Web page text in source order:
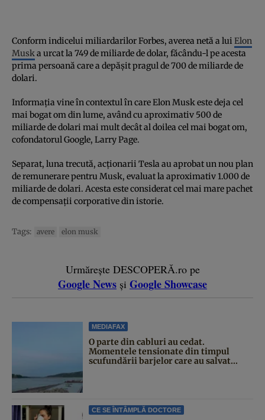
Conform indicelui miliardarilor Forbes, averea netă a lui Elon
Muska urcat la 749 de miliarde de dolar, făcându-l pe acesta
prima persoană care a depășit pragul de 700 de miliarde de
dolari.
Informația vine în contextul în care Elon Musk este deja cel
mai bogat om din lume, având cu aproximativ 500 de
miliarde de dolari mai mult decât al doilea cel mai bogat om,
cofondatorul Google, Larry Page.
Separat, luna trecută, acţionarii Tesla au aprobat un nou plan
de remunerare pentru Musk, evaluat la aproximativ 1.000 de
miliarde de dolari. Acesta este considerat cel mai mare pachet
de compensaţii corporative din istorie.
Tags: avere elon musk
Urmărește DESCOPERĂ.ro pe
Google News și Google Showcase
MEDIAFAX
O parte din cabluri au cedat.
Momentele tensionate din timpul
scufundării barjelor care au salvat...
CE SE ÎNTÂMPLĂ DOCTORE